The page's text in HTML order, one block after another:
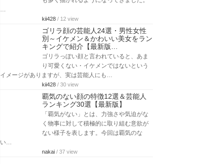
…
kii428 / 12 view
ゴリラ顔の芸能人24選・男性女性
別～イケメン＆かわいい美女をラン
キングで紹介【最新版…
ゴリラっぽい顔と言われていると、あま
り可愛くない・イケメンではないという
イメージがありますが、実は芸能人にも…
kii428 / 30 view
覇気のない顔の特徴12選＆芸能人
ランキング30選【最新版】
「覇気がない」とは、力強さや気迫がな
く物事に対して積極的に取り組む意欲が
ない様子を表します。今回は覇気のな
い…
nakai / 37 view